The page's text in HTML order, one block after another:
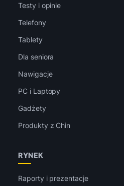
Testy i opinie
Telefony
Tablety
Dla seniora
Nawigacje
PC i Laptopy
Gadżety
Produkty z Chin
RYNEK
Raporty i prezentacje